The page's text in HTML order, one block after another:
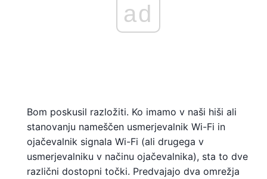
ad
Bom poskusil razložiti. Ko imamo v naši hiši ali
stanovanju nameščen usmerjevalnik Wi-Fi in
ojačevalnik signala Wi-Fi (ali drugega v
usmerjevalniku v načinu ojačevalnika), sta to dve
različni dostopni točki. Predvajajo dva omrežja